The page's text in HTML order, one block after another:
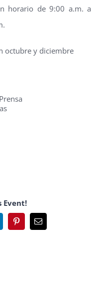
horario de 9:00 a.m. a
octubre y diciembre
Event!
PinterestEmail